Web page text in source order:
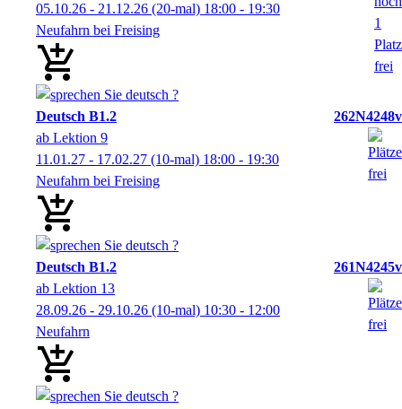
05.10.26 - 21.12.26 (20-mal) 18:00 - 19:30
Neufahrn bei Freising
Deutsch B1.2
262N4248v
ab Lektion 9
11.01.27 - 17.02.27 (10-mal) 18:00 - 19:30
Neufahrn bei Freising
Deutsch B1.2
261N4245v
ab Lektion 13
28.09.26 - 29.10.26 (10-mal) 10:30 - 12:00
Neufahrn